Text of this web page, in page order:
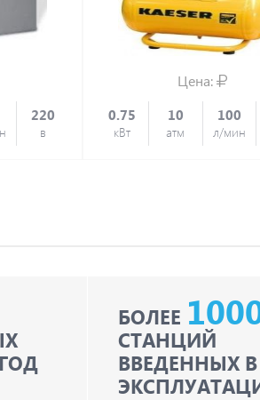
220
в
Цена:
0.75
кВт
10
атм
100
л/мин
БОЛЕЕ
СТАНЦИЙ
ВВЕДЕННЫХ В